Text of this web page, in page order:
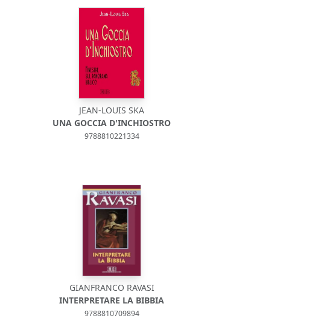
JEAN-LOUIS SKA
UNA GOCCIA D'INCHIOSTRO
9788810221334
GIANFRANCO RAVASI
INTERPRETARE LA BIBBIA
9788810709894